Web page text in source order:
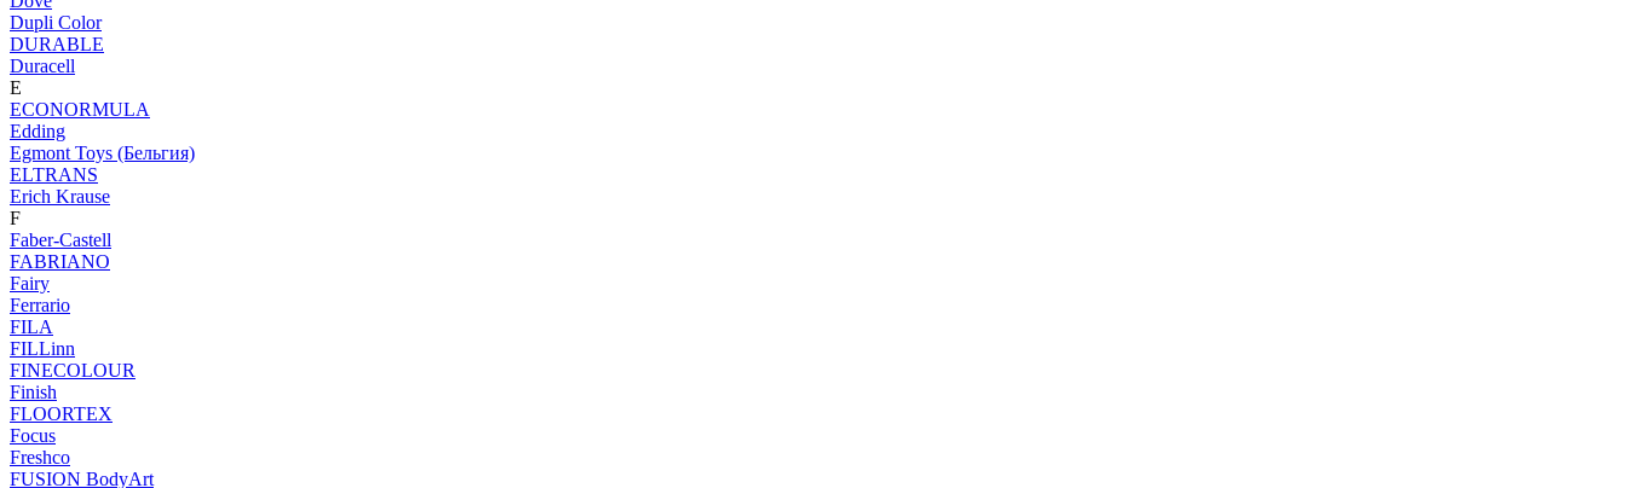
Dupli Color
DURABLE
Duracell
E
ECONORMULA
Edding
Egmont Toys (Бельгия)
ELTRANS
Erich Krause
F
Faber-Castell
FABRIANO
Fairy
Ferrario
FILA
FILLinn
FINECOLOUR
Finish
FLOORTEX
Focus
Freshco
FUSION BodyArt